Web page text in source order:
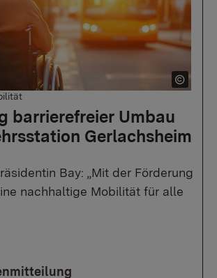
barrierefreier Umbau
Gerlachsheim
Bay: „Mit der Förderung
nachhaltige Mobilität für alle